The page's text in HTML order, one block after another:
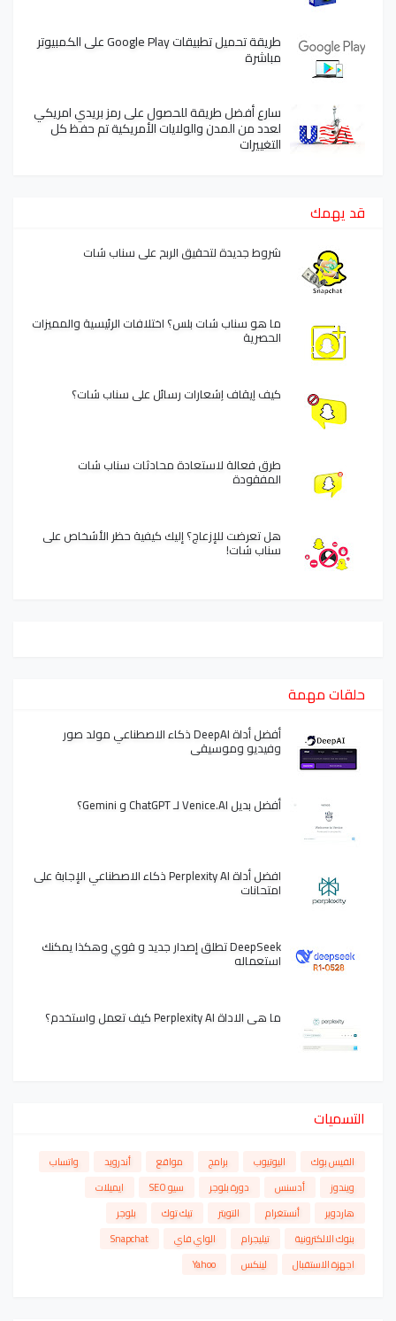
طريقة تحميل تطبيقات Google Play على الكمبيوتر
مباشرة
سارع أفضل طريقة للحصول على رمز بريدي امريكي
لعدد من المدن والولايات الأمريكية تم حفظ كل
التغييرات
قد يهمك
شروط جديدة لتحقيق الربح على سناب شات
ما هو سناب شات بلس؟ اختلافات الرئيسية والمميزات
الحصرية
كيف إيقاف إشعارات رسائل على سناب شات؟
طرق فعالة لاستعادة محادثات سناب شات
المفقودة
هل تعرضت للإزعاج؟ إليك كيفية حظر الأشخاص على
سناب شات!
حلقات مهمة
أفضل أداة DeepAI ذكاء الاصطناعي مولد صور
وفيديو وموسيقى
أفضل بديل Venice.AI لـ ChatGPT و Gemini؟
افضل أداة Perplexity AI ذكاء الاصطناعي الإجابة على
امتحانات
DeepSeek تطلق إصدار جديد و قوي وهكذا يمكنك
استعماله
ما هي الاداة Perplexity AI كيف تعمل واستخدم؟
التسميات
الفيس بوك اليوتيوب برامج مواقع أندرويد
واتساب
ويندوز
أدسنس دورة بلوجر سيو SEO
ايميلات
هاردوير
أنستغرام التويتر تيك توك
بلوجر
بنوك الالكترونية
تيليجرام الواي فاي
Snapchat
اجهزة الاستقبال
لينكس Yahoo